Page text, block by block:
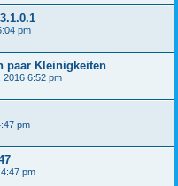
pm
paar Kleinigkeiten
2016 6:52 pm
pm
pm